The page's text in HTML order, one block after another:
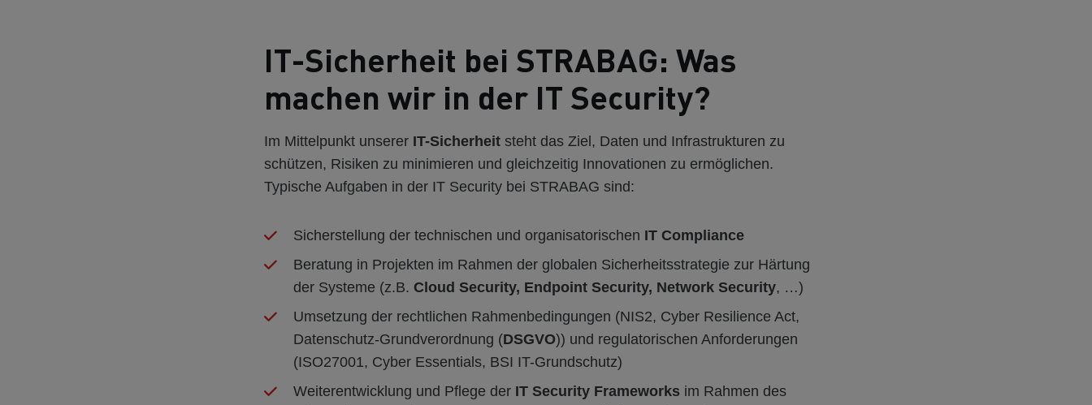
IT-Sicherheit bei STRABAG: Was
machen wir in der IT Security?
Im Mittelpunkt unserer IT-Sicherheit steht das Ziel, Daten und Infrastrukturen zu
schützen, Risiken zu minimieren und gleichzeitig Innovationen zu ermöglichen.
Typische Aufgaben in der IT Security bei STRABAG sind:
Sicherstellung der technischen und organisatorischen IT Compliance
Beratung in Projekten im Rahmen der globalen Sicherheitsstrategie zur Härtung
der Systeme (z.B. Cloud Security, Endpoint Security, Network Security, …)
Umsetzung der rechtlichen Rahmenbedingungen (NIS2, Cyber Resilience Act,
Datenschutz-Grundverordnung (DSGVO)) und regulatorischen Anforderungen
(ISO27001, Cyber Essentials, BSI IT-Grundschutz)
Weiterentwicklung und Pflege der IT Security Frameworks im Rahmen des